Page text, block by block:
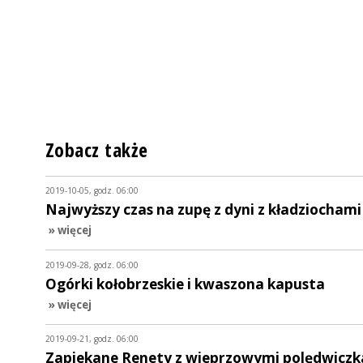
Zobacz także
2019-10-05, godz. 06:00
Najwyższy czas na zupę z dyni z kładziochami
» więcej
2019-09-28, godz. 06:00
Ogórki kołobrzeskie i kwaszona kapusta
» więcej
2019-09-21, godz. 06:00
Zapiekane Renety z wieprzowymi